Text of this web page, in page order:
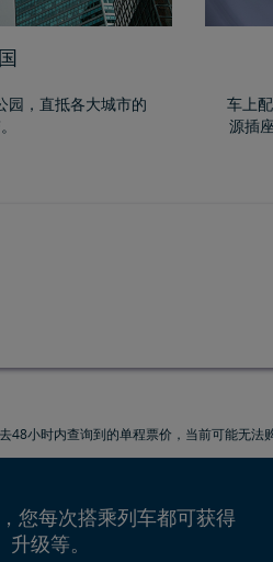
园，直抵各大城市的
车上
源插
小时内查询到的单程票价，当前可能无法购
您每次搭乘列车都可获得
级等。